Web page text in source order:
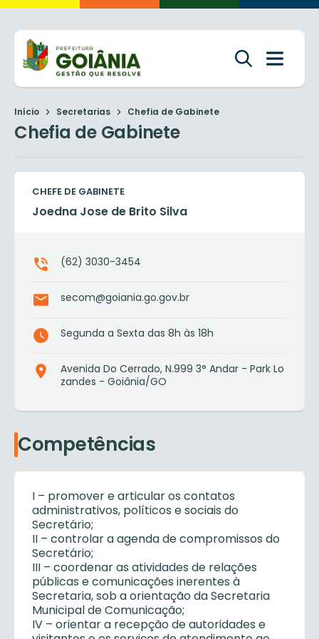
Início Secretarias Chefia de Gabinete
Chefia de Gabinete
CHEFE DE GABINETE
Joedna Jose de Brito Silva
(62) 3030-3454
secom@goiania.go.gov.br
Segunda a Sexta das 8h às 18h
Avenida Do Cerrado, N.999 3° Andar - Park Lo
zandes - Goiânia/GO
Competências
I – promover e articular os contatos
administrativos, políticos e sociais do
Secretário;
II – controlar a agenda de compromissos do
Secretário;
III – coordenar as atividades de relações
públicas e comunicações inerentes à
Secretaria, sob a orientação da Secretaria
Municipal de Comunicação;
IV – orientar a recepção de autoridades e